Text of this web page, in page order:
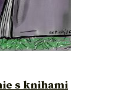
s knihami